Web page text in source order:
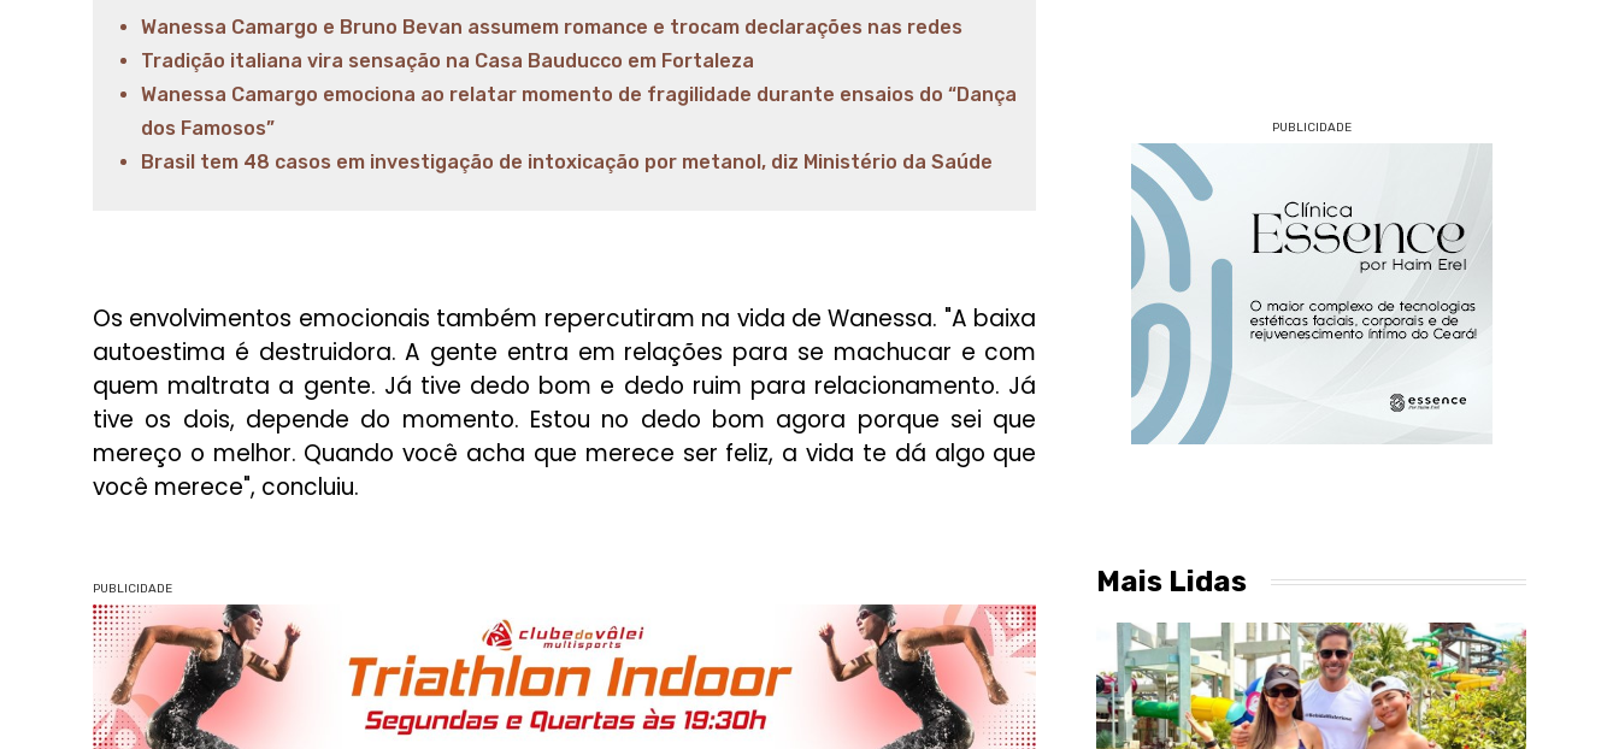
Wanessa Camargo e Bruno Bevan assumem romance e trocam declarações nas redes
Tradição italiana vira sensação na Casa Bauducco em Fortaleza
Wanessa Camargo emociona ao relatar momento de fragilidade durante ensaios do “Dança
dos Famosos”
Brasil tem 48 casos em investigação de intoxicação por metanol, diz Ministério da Saúde
Os envolvimentos emocionais também repercutiram na vida de Wanessa. "A baixa
autoestima é destruidora. A gente entra em relações para se machucar e com
quem maltrata a gente. Já tive dedo bom e dedo ruim para relacionamento. Já
tive os dois, depende do momento. Estou no dedo bom agora porque sei que
mereço o melhor. Quando você acha que merece ser feliz, a vida te dá algo que
você merece", concluiu.
PUBLICIDADE
PUBLICIDADE
Mais Lidas